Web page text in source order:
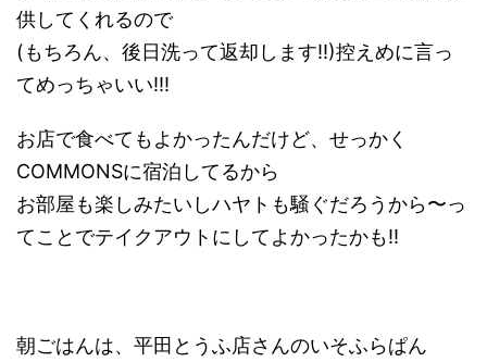
供してくれるので
(もちろん、後日洗って返却します!!)控えめに言っ
てめっちゃいい!!!
お店で食べてもよかったんだけど、せっかく
COMMONSに宿泊してるから
お部屋も楽しみたいしハヤトも騒ぐだろうから〜っ
てことでテイクアウトにしてよかったかも!!
朝ごはんは、平田とうふ店さんのいそふらぱん